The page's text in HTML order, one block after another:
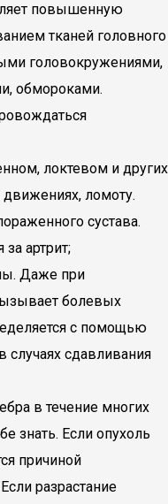
повышенную
тканей головного
головокружениями,
обмороками.
локтевом и других
ломоту.
сустава.
артрит;
Даже при
болевых
с помощью
сдавливания
в течение многих
знать. Если опухоль
причиной
разрастание